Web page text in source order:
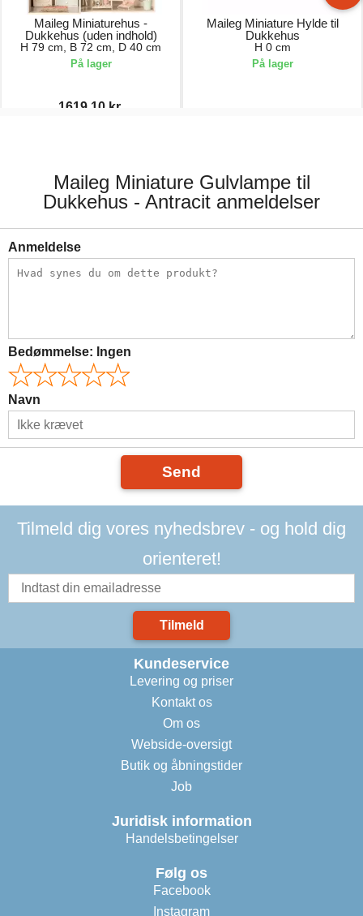
Maileg Miniaturehus -
Dukkehus (uden indhold)
H 79 cm, B 72 cm, D 40 cm
På lager
1619,10 kr.
Maileg Miniature Hylde til
Dukkehus
H 0 cm
På lager
Maileg Miniature Gulvlampe til
Dukkehus - Antracit anmeldelser
Anmeldelse
Bedømmelse: Ingen
Navn
Send
Tilmeld dig vores nyhedsbrev - og hold dig
orienteret!
Tilmeld
Kundeservice
Levering og priser
Kontakt os
Om os
Webside-oversigt
Butik og åbningstider
Job
Juridisk information
Handelsbetingelser
Følg os
Facebook
Instagram